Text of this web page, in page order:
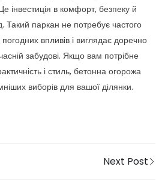
інвестиція в комфорт, безпеку й
Такий паркан не потребує частого
впливів і виглядає доречно
забудові. Якщо вам потрібне
і стиль, бетонна огорожа
виборів для вашої ділянки.
Next Post